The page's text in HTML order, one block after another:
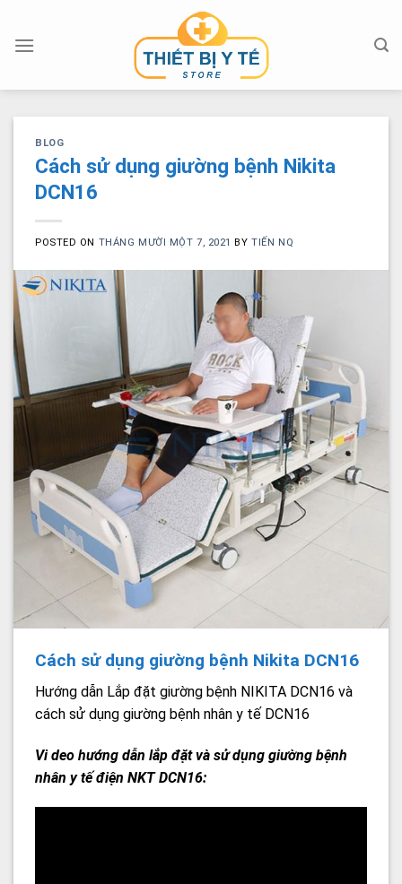
content
BLOG
Cách sử dụng giường bệnh Nikita
DCN16
POSTED ON THÁNG MƯỜI MỘT 7, 2021 BYTIẾN NQ
Cách sử dụng giường bệnh Nikita DCN16
Hướng dẫn Lắp đặt giường bệnh NIKITA DCN16 và
cách sử dụng giường bệnh nhân y tế DCN16
Vi deo hướng dẫn lắp đặt và sử dụng giường bệnh
nhân y tế điện NKT DCN16: